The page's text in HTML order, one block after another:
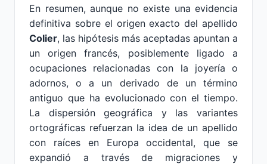
En resumen, aunque no existe una evidencia
definitiva sobre el origen exacto del apellido
Colier, las hipótesis más aceptadas apuntan a
un origen francés, posiblemente ligado a
ocupaciones relacionadas con la joyería o
adornos, o a un derivado de un término
antiguo que ha evolucionado con el tiempo.
La dispersión geográfica y las variantes
ortográficas refuerzan la idea de un apellido
con raíces en Europa occidental, que se
expandió a través de migraciones y